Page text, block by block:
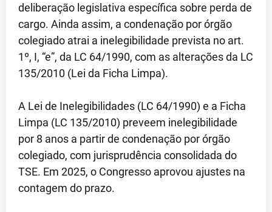
deliberação legislativa específica sobre perda de
cargo. Ainda assim, a condenação por órgão
colegiado atrai a inelegibilidade prevista no art.
1º, I, “e”, da LC 64/1990, com as alterações da LC
135/2010 (Lei da Ficha Limpa).
A Lei de Inelegibilidades (LC 64/1990) e a Ficha
Limpa (LC 135/2010) preveem inelegibilidade
por 8 anos a partir de condenação por órgão
colegiado, com jurisprudência consolidada do
TSE. Em 2025, o Congresso aprovou ajustes na
contagem do prazo.